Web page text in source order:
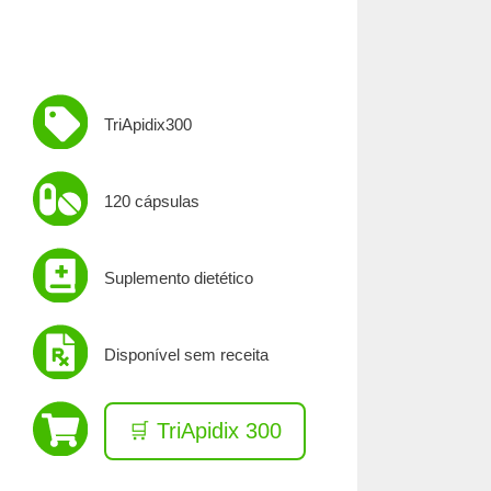
TriApidix300
120 cápsulas
Suplemento dietético
Disponível sem receita
🛒 TriApidix 300